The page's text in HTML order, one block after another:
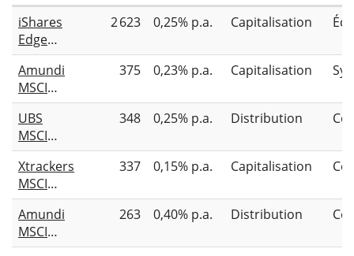
iShares
Edge
MSCI
Europe
Value
Factor
UCITS
ETF
2 623 0,25% p.a. Capitalisation
Amundi
MSCI
Europe
Value
Factor
UCITS
ETF EUR
375 0,23% p.a. Capitalisation
UBS
MSCI
EMU
Value
UCITS
ETF EUR
dis
348 0,25% p.a. Distribution
Xtrackers
MSCI
Europe
Value
UCITS
337 0,15% p.a. Capitalisation
Amundi
MSCI
EMU
263 0,40% p.a. Distribution